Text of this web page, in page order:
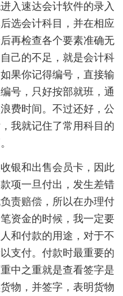
入速达会计软件的录入
选会计科目，并在相应
再检查各个要素准确无
己的不足，就是会计科
果你记得编号，直接输
号，只好按部就班，通
费时间。不过还好，公
我就记住了常用科目的
银和出售会员卡，因此
项一旦付出，发生差错
责赔偿，所以在办理付
资金的时候，我一定要
和付款的用途，对于不
支付。付款时最重要的
中之重就是查看签字是
物，并签字，表明货物